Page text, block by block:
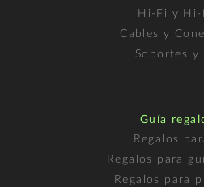
Hi-Fi y Hi-
Cables y
Soportes y
Guía
Regalos
Regalos para
Regalos para